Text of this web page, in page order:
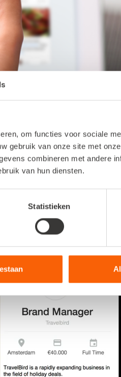
om functies voor sociale
gebruik van onze site met
combineren met andere
van hun diensten.
Statistieken
komen (voorheen deed je